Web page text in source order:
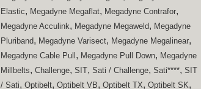
Elastic, Megadyne Megaflat, Megadyne Contrafor,
Megadyne Acculink, Megadyne Megaweld, Megadyne
Pluriband, Megadyne Varisect, Megadyne Megalinear,
Megadyne Cable Pull , Megadyne Pull Down, Megadyne
Millbelts, Challenge, SIT, Sati / Challenge, Sati****, SIT
/ Sati, Optibelt, Optibelt VB, Optibelt TX, Optibelt SK,